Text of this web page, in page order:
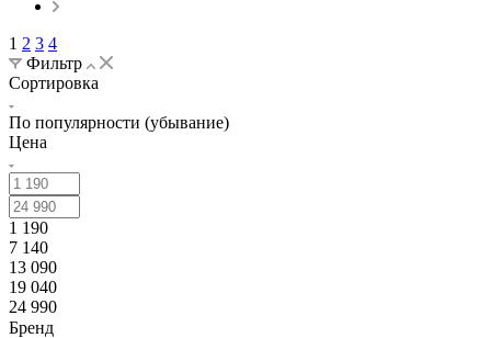
1 2 3 4
Фильтр
Сортировка
По популярности (убывание)
Цена
1 190
7 140
13 090
19 040
24 990
Бренд